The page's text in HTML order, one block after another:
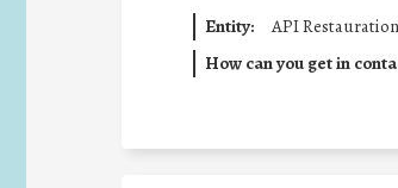
Entity: API Restauration
How can you get in